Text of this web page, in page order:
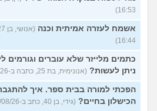
16:53)
אשמח לעזרה אמיתית וכנה
16:44)
כתמים מלייזר שלא עוברים וגורמים
ניתן לעשות? (אנונימית, בת 25, כתבה ב-03/08/26 16:33)
הפכתי למורה בבית ספר. איך
הכישלון בחיים? (גידי, בן 40, כתב ב-03/08/26 16:24)